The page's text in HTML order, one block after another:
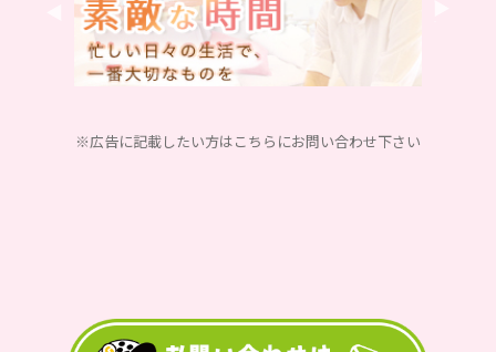
※広告に記載したい方はこちらにお問い合わせ下さい